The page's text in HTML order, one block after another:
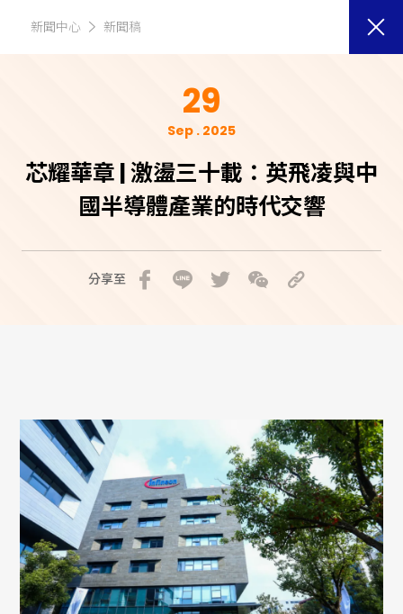
新聞中心 新聞稿
29
Sep . 2025
芯耀華章 | 激盪三十載：英飛凌與中
國半導體產業的時代交響
分享至